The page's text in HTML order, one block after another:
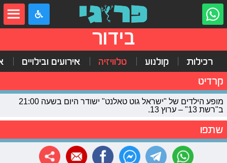
בידור
רכילות קולנוע טלוויזיה אירועים ובילויים
קרדיט
מופע הילדים של "ישראל גוט טאלנט" ישודר היום בשעה 21:00
ב"רשת 13" – ערוץ 13.
שתפו